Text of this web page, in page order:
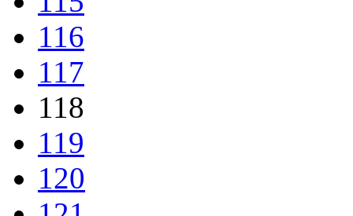
116
117
118
119
120